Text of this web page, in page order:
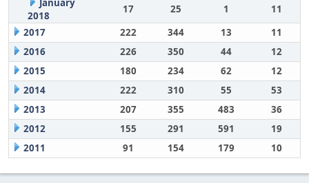
January
2018
17 25 1
11
2017
222 344 13
11
2016
226 350 44
12
2015
180 234 62
12
2014
222 310 55
53
2013
207 355 483
36
2012
155 291 591
19
2011
91 154 179 10